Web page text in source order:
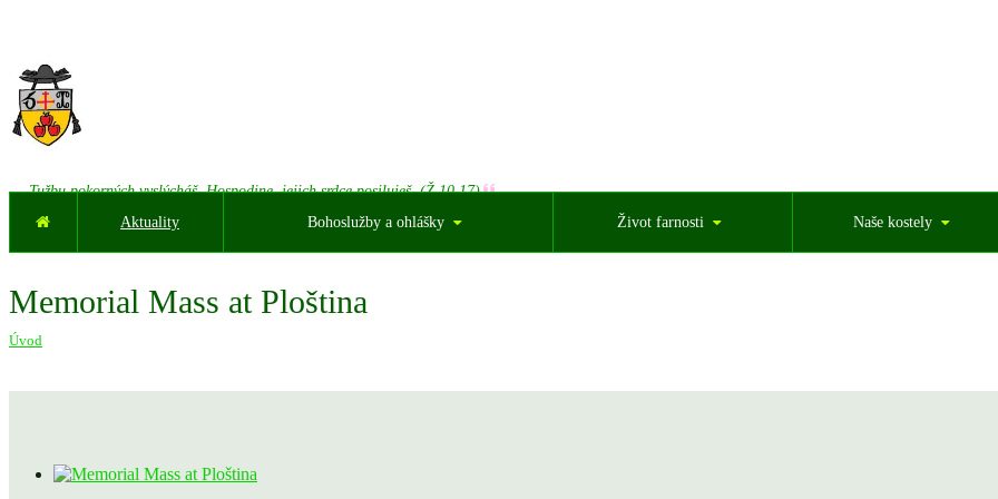
Tužbu pokorných vyslýcháš, Hospodine, jejich srdce posiluješ. (Ž 10,17)
Aktuality Bohoslužby a ohlášky Život farnosti Naše kostely
Memorial Mass at Ploština
Úvod